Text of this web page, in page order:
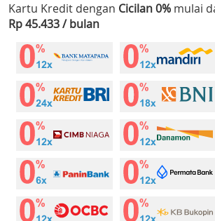
Kartu Kredit dengan Cicilan 0% mulai
Rp 45.433 / bulan